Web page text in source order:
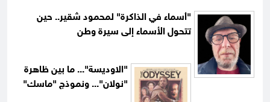
"أسماء في الذاكرة" لمحمود شقير.. حين
تتحول الأسماء إلى سيرة وطن
"الاوديسة"... ما بين ظاهرة
"نولان"... ونموذج "ماسك"